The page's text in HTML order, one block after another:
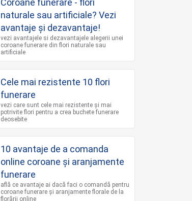
Coroane funerare - flori
naturale sau artificiale? Vezi
avantaje și dezavantaje!
vezi avantajele si dezavantajele alegerii unei
coroane funerare din flori naturale sau
artificiale
Cele mai rezistente 10 flori
funerare
vezi care sunt cele mai rezistente și mai
potrivite flori pentru a crea buchete funerare
deosebite
10 avantaje de a comanda
online coroane şi aranjamente
funerare
află ce avantaje ai dacă faci o comandă pentru
coroane funerare și aranjamente florale de la
florării online